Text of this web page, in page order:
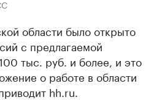
области было открыто
с предлагаемой
тыс. руб. и более, и это
о работе в области
hh.ru.